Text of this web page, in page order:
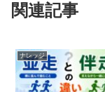
関連記事
ナレッジ